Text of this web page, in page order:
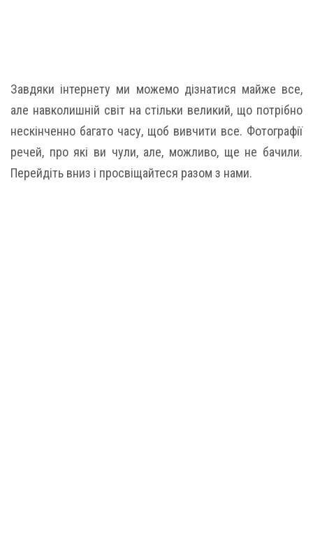
Завдяки інтернету ми можемо дізнатися майже все,
але навколишній світ на стільки великий, що потрібно
нескінченно багато часу, щоб вивчити все. Фотографії
речей, про які ви чули, але, можливо, ще не бачили.
Перейдіть вниз і просвіщайтеся разом з нами.